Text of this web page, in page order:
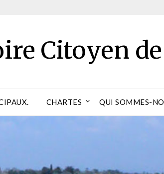
Citoyen
CHARTES QUI SOMMES-